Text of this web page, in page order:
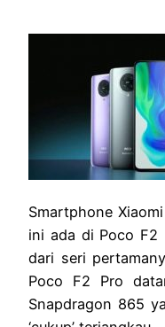
Smartphone
ini ada di Poco F2
dari seri
Poco F2 Pro
Snapdragon 865